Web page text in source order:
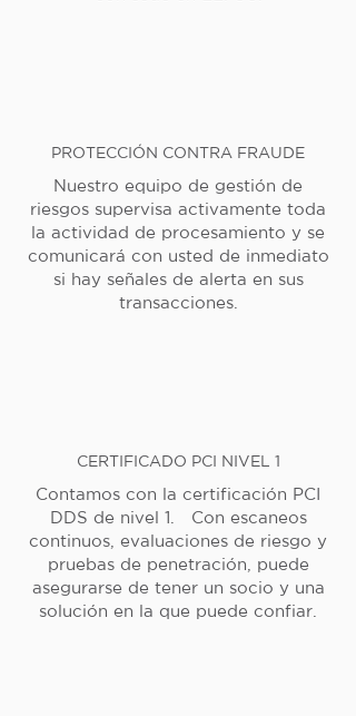
PROTECCIÓN CONTRA FRAUDE
Nuestro equipo de gestión de
riesgos supervisa activamente toda
la actividad de procesamiento y se
comunicará con usted de inmediato
si hay señales de alerta en sus
transacciones.
CERTIFICADO PCI NIVEL 1
Contamos con la certificación PCI
DDS de nivel 1. Con escaneos
continuos, evaluaciones de riesgo y
pruebas de penetración, puede
asegurarse de tener un socio y una
solución en la que puede confiar.